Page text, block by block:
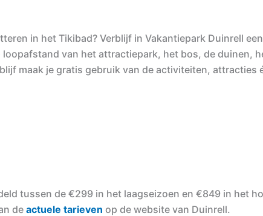
in het Tikibad? Verblijf in Vakantiepark Duinrell
van het attractiepark, het bos, de duinen,
maak je gratis gebruik van de activiteiten, attracties
tussen de €299 in het laagseizoen en €849 in het
de actuele tarieven op de website van Duinrell.